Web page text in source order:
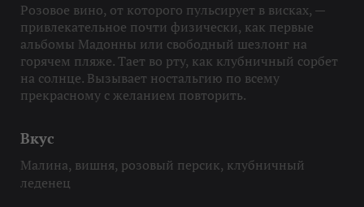
Розовое вино, от которого пульсирует в висках, —
привлекательное почти физически, как первые
альбомы Мадонны или свободный шезлонг на
горячем пляже. Тает во рту, как клубничный сорбет
на солнце. Вызывает ностальгию по всему
прекрасному с желанием повторить.
Вкус
Малина, вишня, розовый персик, клубничный
леденец